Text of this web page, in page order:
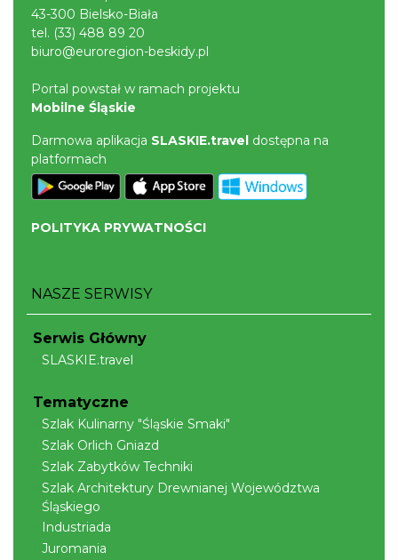
43-300 Bielsko-Biała
tel. (33) 488 89 20
biuro@euroregion-beskidy.pl
Portal powstał w ramach projektu
Mobilne Śląskie
Darmowa aplikacja SLASKIE.travel dostępna na
platformach
POLITYKA PRYWATNOŚCI
NASZE SERWISY
Serwis Główny
SLASKIE.travel
Tematyczne
Szlak Kulinarny "Śląskie Smaki"
Szlak Orlich Gniazd
Szlak Zabytków Techniki
Szlak Architektury Drewnianej Województwa
Śląskiego
Industriada
Juromania